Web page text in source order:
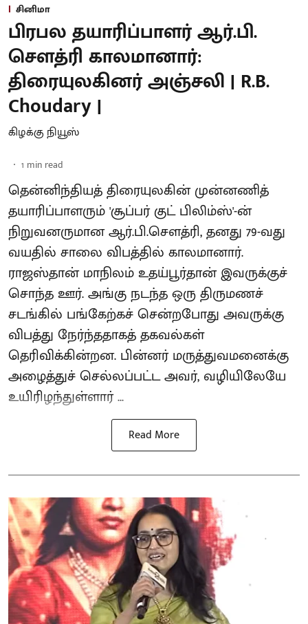
சினிமா
பிரபல தயாரிப்பாளர் ஆர்.பி.
சௌத்ரி காலமானார்:
திரையுலகினர் அஞ்சலி | R.B.
Choudary |
கிழக்கு நியூஸ்
1 min read
தென்னிந்தியத் திரையுலகின் முன்னணித்
தயாரிப்பாளரும் 'சூப்பர் குட் பிலிம்ஸ்'-ன்
நிறுவனருமான ஆர்.பி.சௌத்ரி, தனது 79-வது
வயதில் சாலை விபத்தில் காலமானார்.
ராஜஸ்தான் மாநிலம் உதய்பூர்தான் இவருக்குச்
சொந்த ஊர். அங்கு நடந்த ஒரு திருமணச்
சடங்கில் பங்கேற்கச் சென்றபோது அவருக்கு
விபத்து நேர்ந்ததாகத் தகவல்கள்
தெரிவிக்கின்றன. பின்னர் மருத்துவமனைக்கு
அழைத்துச் செல்லப்பட்ட அவர், வழியிலேயே
உயிரிழந்துள்ளார் ...
Read More